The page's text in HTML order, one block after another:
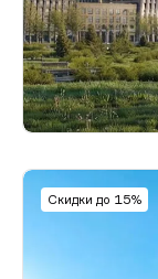
Скидки до 15%